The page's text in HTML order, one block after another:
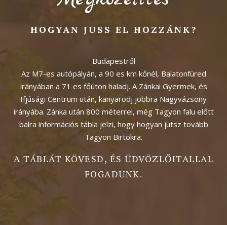
HOGYAN JUSS EL HOZZÁNK?
Budapestről
Az M7-es autópályán, a 90 es km kőnél, Balatonfüred
irányában a 71 es főúton haladj. A Zánkai Gyermek, és
Ifjúsági Centrum után, kanyarodj jobbra Nagyvázsony
irányába. Zánka után 800 méterrel, még Tagyon falu előtt
balra információs tábla jelzi, hogy hogyan jutsz tovább
Tagyon Birtokra.
A TÁBLÁT KÖVESD, ÉS ÜDVÖZLŐITALLAL
FOGADUNK.